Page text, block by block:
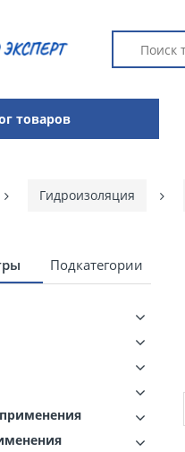
товаров
Гидроизоляция
Подкатегории